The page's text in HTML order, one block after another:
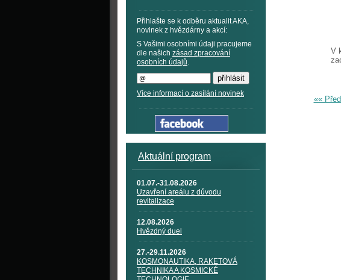
Přihlašte se k odběru aktualit AKA,
novinek z hvězdárny a akcí:
S Vašimi osobními údaji pracujeme
dle našich zásad zpracování
osobních údajů.
Více informací o zasílání novinek
Aktuální program
01.07.-31.08.2026
Uzavření areálu z důvodu
revitalizace
12.08.2026
Hvězdný duel
27.-29.11.2026
KOSMONAUTIKA, RAKETOVÁ
TECHNIKA A KOSMICKÉ
V
««